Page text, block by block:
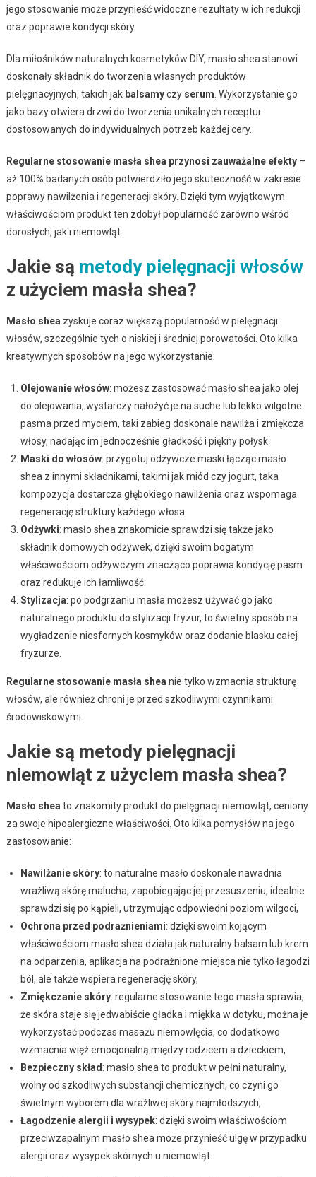
jego stosowanie może przynieść widoczne rezultaty w ich redukcji
oraz poprawie kondycji skóry.
Dla miłośników naturalnych kosmetyków DIY, masło shea stanowi
doskonały składnik do tworzenia własnych produktów
pielęgnacyjnych, takich jak balsamyczy serum . Wykorzystanie go
jako bazy otwiera drzwi do tworzenia unikalnych receptur
dostosowanych do indywidualnych potrzeb każdej cery.
Regularne stosowanie masła shea przynosi zauważalne efekty–
aż 100% badanych osób potwierdziło jego skuteczność w zakresie
poprawy nawilżenia i regeneracji skóry. Dzięki tym wyjątkowym
właściwościom produkt ten zdobył popularność zarówno wśród
dorosłych, jak i niemowląt.
Jakie są metody pielęgnacji włosów
z użyciem masła shea?
Masło shea zyskuje coraz większą popularność w pielęgnacji
włosów, szczególnie tych o niskiej i średniej porowatości. Oto kilka
kreatywnych sposobów na jego wykorzystanie:
Olejowanie włosów: możesz zastosować masło shea jako olej
do olejowania, wystarczy nałożyć je na suche lub lekko wilgotne
pasma przed myciem, taki zabieg doskonale nawilża i zmiękcza
włosy, nadając im jednocześnie gładkość i piękny połysk.
Maski do włosów: przygotuj odżywcze maski łącząc masło
shea z innymi składnikami, takimi jak miód czy jogurt, taka
kompozycja dostarcza głębokiego nawilżenia oraz wspomaga
regenerację struktury każdego włosa.
Odżywki: masło shea znakomicie sprawdzi się także jako
składnik domowych odżywek, dzięki swoim bogatym
właściwościom odżywczym znacząco poprawia kondycję pasm
oraz redukuje ich łamliwość.
Stylizacja: po podgrzaniu masła możesz używać go jako
naturalnego produktu do stylizacji fryzur, to świetny sposób na
wygładzenie niesfornych kosmyków oraz dodanie blasku całej
fryzurze.
Regularne stosowanie masła shea nie tylko wzmacnia strukturę
włosów, ale również chroni je przed szkodliwymi czynnikami
środowiskowymi.
Jakie są metody pielęgnacji
niemowląt z użyciem masła shea?
Masło shea to znakomity produkt do pielęgnacji niemowląt, ceniony
za swoje hipoalergiczne właściwości. Oto kilka pomysłów na jego
zastosowanie:
Nawilżanie skóry: to naturalne masło doskonale nawadnia
wrażliwą skórę malucha, zapobiegając jej przesuszeniu, idealnie
sprawdzi się po kąpieli, utrzymując odpowiedni poziom wilgoci,
Ochrona przed podrażnieniami: dzięki swoim kojącym
właściwościom masło shea działa jak naturalny balsam lub krem
na odparzenia, aplikacja na podrażnione miejsca nie tylko łagodzi
ból, ale także wspiera regenerację skóry,
Zmiękczanie skóry: regularne stosowanie tego masła sprawia,
że skóra staje się jedwabiście gładka i miękka w dotyku, można je
wykorzystać podczas masażu niemowlęcia, co dodatkowo
wzmacnia więź emocjonalną między rodzicem a dzieckiem,
Bezpieczny skład : masło shea to produkt w pełni naturalny,
wolny od szkodliwych substancji chemicznych, co czyni go
świetnym wyborem dla wrażliwej skóry najmłodszych,
Łagodzenie alergii i wysypek: dzięki swoim właściwościom
przeciwzapalnym masło shea może przynieść ulgę w przypadku
alergii oraz wysypek skórnych u niemowląt.